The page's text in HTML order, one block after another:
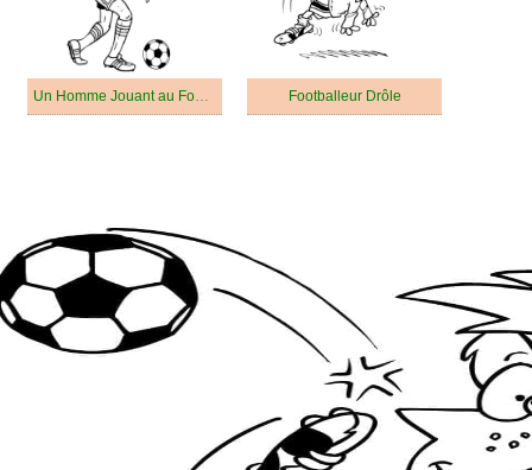
Un Homme Jouant au Football Footballeur Drôle